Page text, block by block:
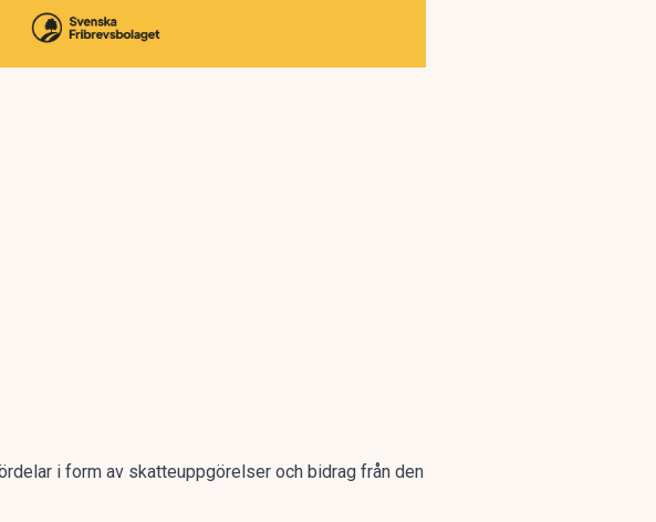
i form av skatteuppgörelser och bidrag från den